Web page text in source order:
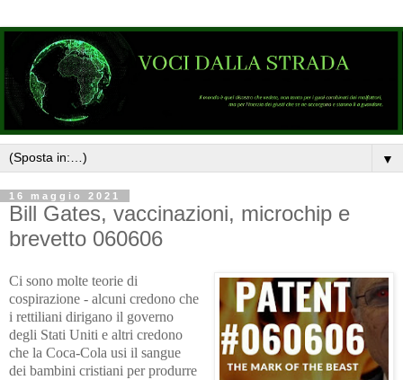
▼
16 maggio 2021
Bill Gates, vaccinazioni, microchip e
brevetto 060606
Ci sono molte teorie di
cospirazione - alcuni credono che
i rettiliani dirigano il governo
degli Stati Uniti e altri credono
che la Coca-Cola usi il sangue
dei bambini cristiani per produrre